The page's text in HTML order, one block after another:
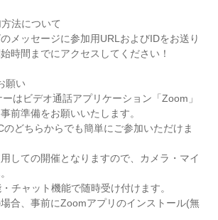
法について
メッセージに参加用URLおよびIDをお送り
時間までにアクセスしてください！
願い
はビデオ通話アプリケーション「Zoom」
前準備をお願いいたします。
のどちらからでも簡単にご参加いただけま
しての開催となりますので、カメラ・マイ
チャット機能で随時受け付けます。
合、事前にZoomアプリのインストール(無